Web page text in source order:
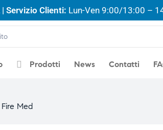
Servizio Clienti: Lun-Ven 9:00/13:00 –
Prodotti News Contatti
Med